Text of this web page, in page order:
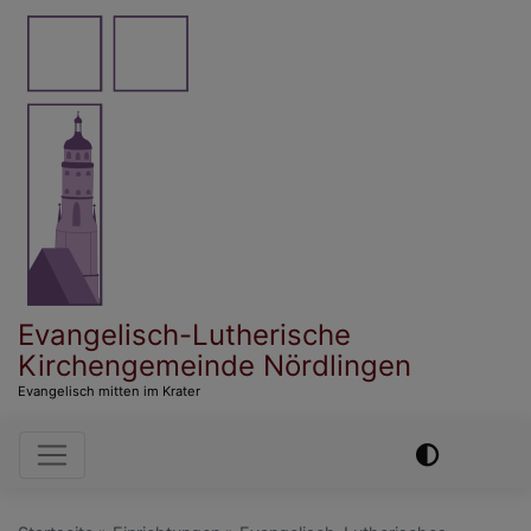
Direkt
Evangelisch-Lutherische
Kirchengemeinde Nördlingen
Evangelisch mitten im Krater
Hauptnavigation